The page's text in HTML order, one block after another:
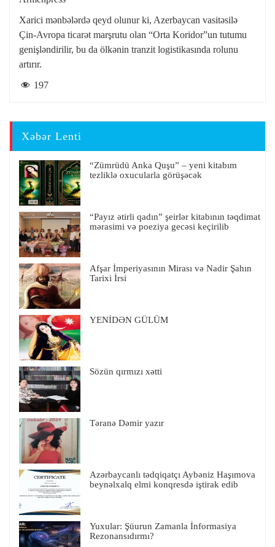
Xarici mənbələrdə qeyd olunur ki, Azerbaycan vasitəsilə
Çin-Avropa ticarət marşrutu olan “Orta Koridor”un tutumu
genişləndirilir, bu da ölkənin tranzit logistikasında rolunu
artırır.
197
Xəbər Lenti
“Zümrüdü Anka Quşu” – yeni kitabım
tezliklə oxucularla görüşəcək
“Payız ətirli qadın” şeirlər kitabının təqdimat
mərasimi və poeziya gecəsi keçirilib
Afşar İmperiyasının Mirası və Nadir Şahın
Tarixi İrsi
YENİDƏN GÜLÜM
Sözün qırmızı xətti
Təranə Dəmir yazır
Azərbaycanlı tədqiqatçı Aybəniz Haşımova
beynəlxalq elmi konqresdə iştirak edib
Yuxular: Şüurun Zamanla İnformasiya
Rezonansıdırmı?